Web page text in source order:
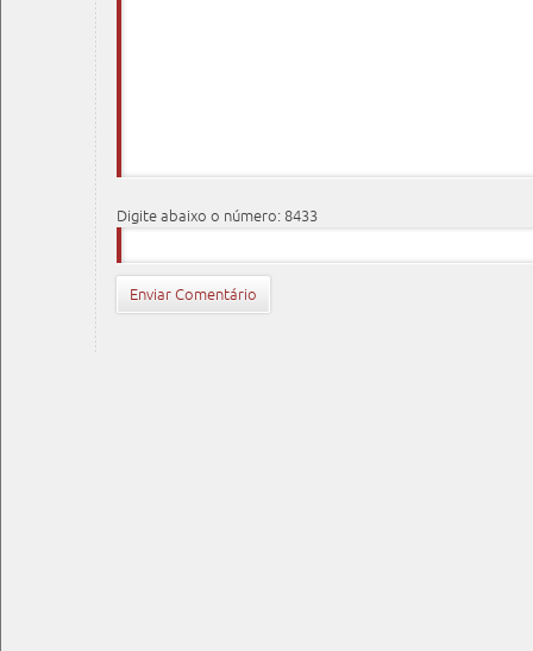
Digite abaixo o número: 8433